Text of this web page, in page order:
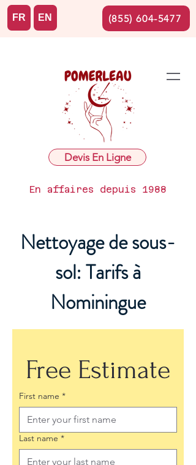
Devis En Ligne
En affaires depuis 1988
FR EN (855) 604-5477
Nettoyage de sous-
sol: Tarifs à
Nominingue
Free Estimate
First name *
Last name *